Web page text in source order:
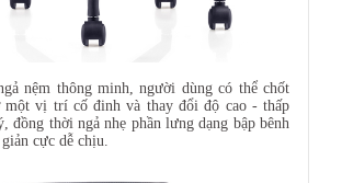
nệm thông minh, người dùng có thể chốt
một vị trí cố đinh và thay đổi độ cao - thấp
đồng thời ngả nhẹ phần lưng dạng bập bênh
cực dễ chịu.